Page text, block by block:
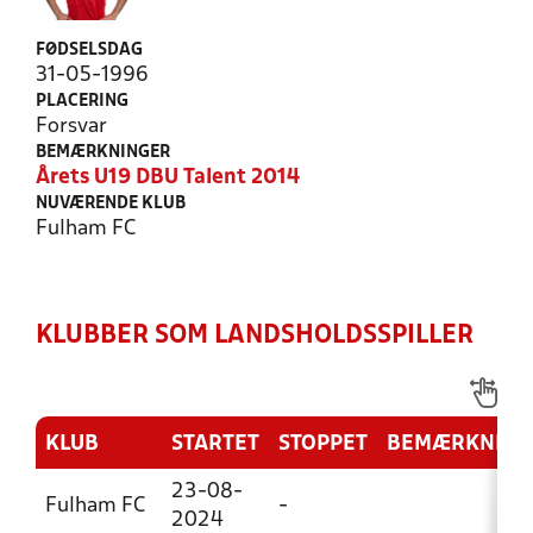
FØDSELSDAG
31-05-1996
PLACERING
Forsvar
BEMÆRKNINGER
Årets U19 DBU Talent 2014
NUVÆRENDE KLUB
Fulham FC
KLUBBER SOM LANDSHOLDSSPILLER
KLUB STARTET STOPPET BEMÆRKNING
Fulham FC
23-08-
2024
-